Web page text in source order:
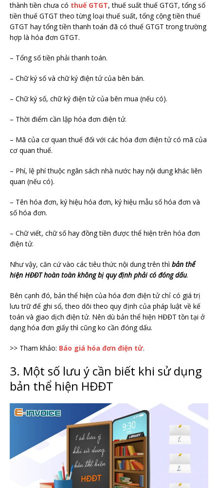
thành tiền chưa có thuế GTGT, thuế suất thuế GTGT, tổng số
tiền thuế GTGT theo từng loại thuế suất, tổng cộng tiền thuế
GTGT hay tổng tiền thanh toán đã có thuế GTGT trong trường
hợp là hóa đơn GTGT.
– Tổng số tiền phải thanh toán.
– Chữ ký số và chữ ký điện tử của bên bán.
– Chữ ký số, chữ ký điện tử của bên mua (nếu có).
– Thời điểm cần lập hóa đơn điện tử.
– Mã của cơ quan thuế đối với các hóa đơn điện tử có mã của
cơ quan thuế.
– Phí, lệ phí thuộc ngân sách nhà nước hay nội dung khác liên
quan (nếu có).
– Tên hóa đơn, ký hiệu hóa đơn, ký hiệu mẫu số hóa đơn và
số hóa đơn.
– Chữ viết, chữ số hay đồng tiền được thể hiện trên hóa đơn
điện tử.
Như vậy, căn cứ vào các tiêu thức nội dung trên thì bản thể
hiện HĐĐT hoàn toàn không bị quy định phải có đóng dấu.
Bên cạnh đó, bản thể hiện của hóa đơn điện tử chỉ có giá trị
lưu trữ để ghi sổ, theo dõi theo quy định của pháp luật về kế
toán và giao dịch điện tử. Nên dù bản thể hiện HĐĐT tồn tại ở
dạng hóa đơn giấy thì cũng ko cần đóng dấu.
>> Tham khảo: Báo giá hóa đơn điện tử.
3. Một số lưu ý cần biết khi sử dụng
bản thể hiện HĐĐT